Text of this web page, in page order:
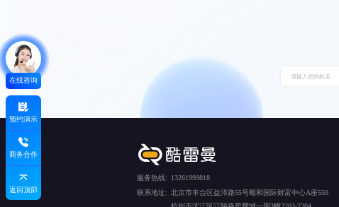
在线咨询
预约演示
商务合作
返回顶部
服务热线:
13261999818
联系地址: 北京市丰台区益泽路55号顺和国际财富中心A座550